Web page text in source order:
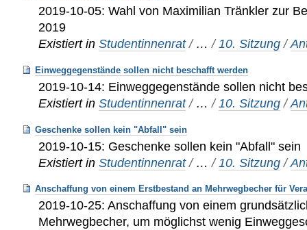
2019-10-05: Wahl von Maximilian Tränkler zur
2019
Existiert in Studentinnenrat / …/10. Sitzung /
Einweggegenstände sollen nicht beschafft werden
2019-10-14: Einweggegenstände sollen nicht
Existiert in Studentinnenrat / …/ 10. Sitzung /
Geschenke sollen kein "Abfall" sein
2019-10-15: Geschenke sollen kein "Abfall" sein
Existiert in Studentinnenrat / …/ 10. Sitzung /
Anschaffung von einem Erstbestand an Mehrwegbecher für
2019-10-25: Anschaffung von einem
Mehrwegbecher, um möglichst wenig